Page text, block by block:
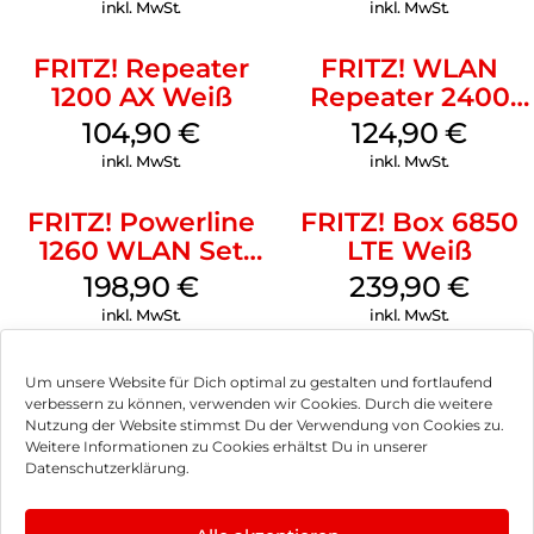
Um unsere Website für Dich optimal zu gestalten und fortlaufend
verbessern zu können, verwenden wir Cookies. Durch die weitere
Nutzung der Website stimmst Du der Verwendung von Cookies zu.
Weitere Informationen zu Cookies erhältst Du in unserer
Datenschutzerklärung.
inkl. MwSt. inkl. MwSt.
FRITZ! Repeater
1200 AX Weiß
104,90€
inkl. MwSt.
FRITZ! WLAN
Repeater 2400
Weiß
124,90€
inkl. MwSt.
FRITZ! Powerline
1260 WLAN Set
Weiß
198,90€
inkl. MwSt.
FRITZ! Box 6850
LTE Weiß
239,90€
inkl. MwSt.
Impressum